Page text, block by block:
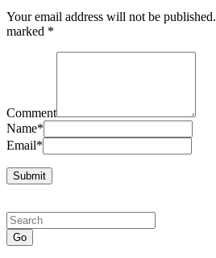
Your email address will not be published.
marked *
Comment
Name*
Email*
Go